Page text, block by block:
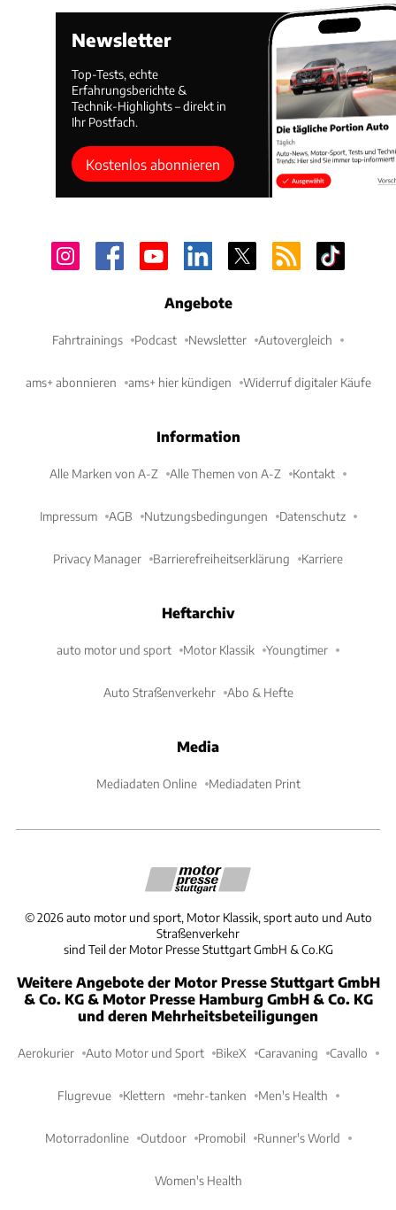
Newsletter
Top-Tests, echte
Erfahrungsberichte &
Technik-Highlights – direkt in
Ihr Postfach.
Kostenlos abonnieren
Angebote
Fahrtrainings Podcast Newsletter Autovergleich
ams+ abonnieren ams+ hier kündigen Widerruf digitaler Käufe
Information
Alle Marken von A-Z Alle Themen von A-Z Kontakt
Impressum AGB Nutzungsbedingungen Datenschutz
Privacy Manager Barrierefreiheitserklärung Karriere
Heftarchiv
auto motor und sport Motor Klassik Youngtimer
Auto Straßenverkehr Abo & Hefte
Media
Mediadaten Online Mediadaten Print
©2026 auto motor und sport, Motor Klassik, sport auto und Auto
Straßenverkehr
sind Teil der Motor Presse Stuttgart GmbH & Co.KG
Weitere Angebote der Motor Presse Stuttgart GmbH
& Co. KG & Motor Presse Hamburg GmbH & Co. KG
und deren Mehrheitsbeteiligungen
Aerokurier Auto Motor und Sport BikeX Caravaning Cavallo
Flugrevue Klettern mehr-tanken Men's Health
Motorradonline Outdoor Promobil Runner's World
Women's Health